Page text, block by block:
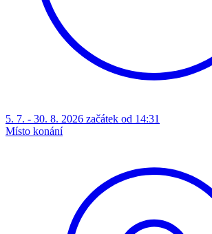
5. 7. - 30. 8. 2026 začátek od 14:31
Místo konání